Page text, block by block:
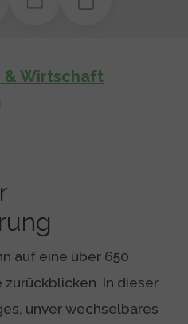
& Wirtschaft
auf eine über 650
In dieser
unver wechselbares